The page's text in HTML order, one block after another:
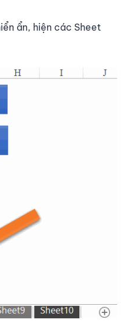
ẩn, hiện các Sheet